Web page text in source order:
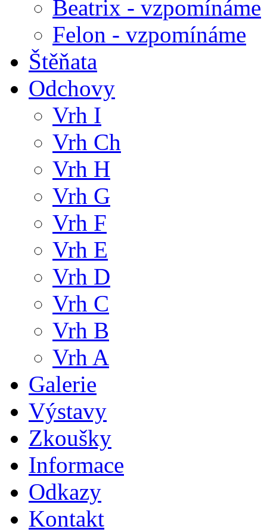
Beatrix - vzpomínáme
Felon - vzpomínáme
Štěňata
Odchovy
Vrh I
Vrh Ch
Vrh H
Vrh G
Vrh F
Vrh E
Vrh D
Vrh C
Vrh B
Vrh A
Galerie
Výstavy
Zkoušky
Informace
Odkazy
Kontakt